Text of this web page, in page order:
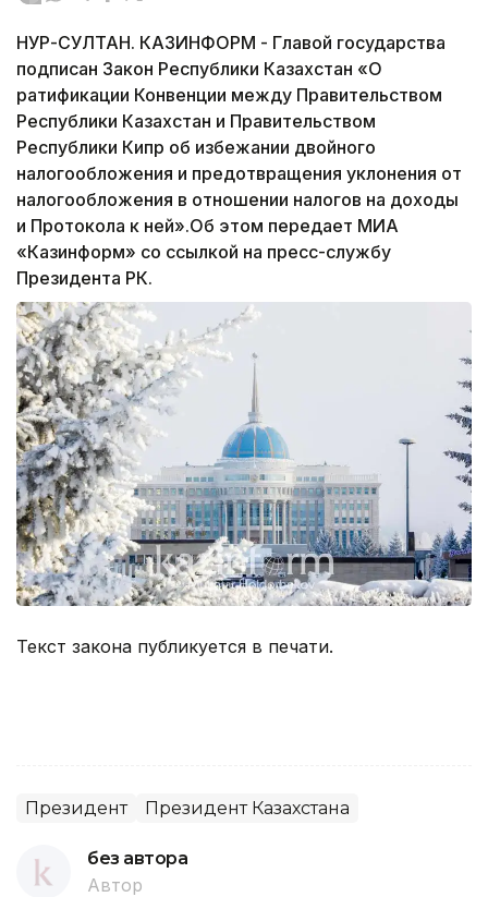
НУР-СУЛТАН. КАЗИНФОРМ - Главой государства
подписан Закон Республики Казахстан «О
ратификации Конвенции между Правительством
Республики Казахстан и Правительством
Республики Кипр об избежании двойного
налогообложения и предотвращения уклонения от
налогообложения в отношении налогов на доходы
и Протокола к ней».Об этом передает МИА
«Казинформ» со ссылкой на пресс-службу
Президента РК.
Текст закона публикуется в печати.
Президент Президент Казахстана
без автора
Автор